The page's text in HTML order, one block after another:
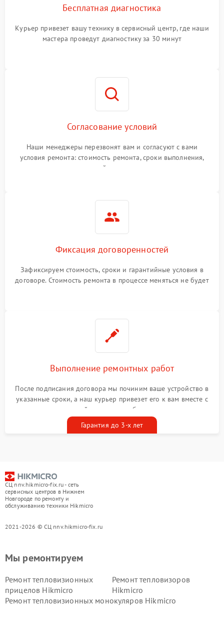
Бесплатная диагностика
Курьер привезет вашу технику в сервисный центр, где наши
мастера проведут диагностику за 30 минут
Согласование условий
Наши менеджеры перезвонят вам и согласуют с вами
условия ремонта: стоимость ремонта, сроки выполнения,
гарантийные условия
Фиксация договоренностей
Зафиксируем стоимость, сроки и гарантийные условия в
договоре. Стоимость ремонта в процессе меняться не будет
Выполнение ремонтных работ
После подписания договора мы починим ваше устройство в
указанные сроки, а наш курьер привезет его к вам вместе с
гарантийным талоном бесплатно
Гарантия до 3-х лет
СЦ nnv.hikmicro-fix.ru - сеть
сервисных центров в Нижнем
Новгороде по ремонту и
обслуживанию техники Hikmicro
2021-2026 © СЦ nnv.hikmicro-fix.ru
Мы ремонтируем
Ремонт тепловизионных
прицелов Hikmicro
Ремонт тепловизоров
Hikmicro
Ремонт тепловизионных монокуляров Hikmicro